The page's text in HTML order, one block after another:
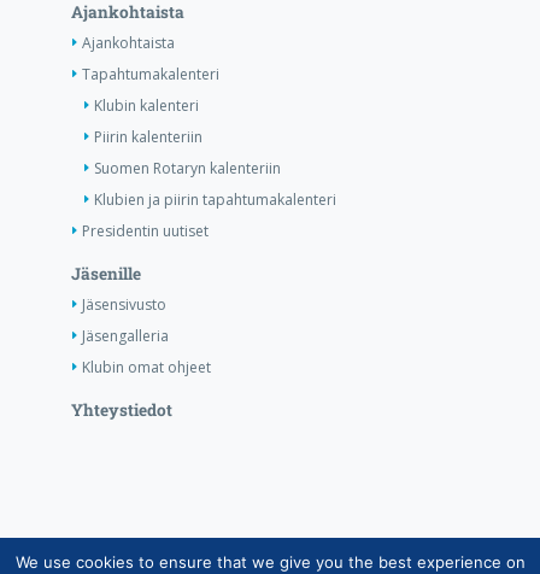
Ajankohtaista
Ajankohtaista
Tapahtumakalenteri
Klubin kalenteri
Piirin kalenteriin
Suomen Rotaryn kalenteriin
Klubien ja piirin tapahtumakalenteri
Presidentin uutiset
Jäsenille
Jäsensivusto
Jäsengalleria
Klubin omat ohjeet
Yhteystiedot
Copyright © Suomen Rotarypalvelu ry 2026 |
We use cookies to ensure that we give you the best experience on